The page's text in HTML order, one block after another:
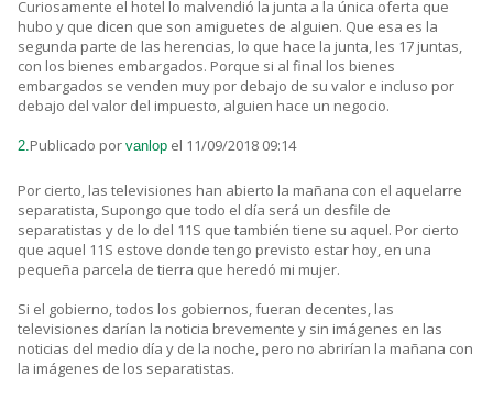
Curiosamente el hotel lo malvendió la junta a la única oferta que
hubo y que dicen que son amiguetes de alguien. Que esa es la
segunda parte de las herencias, lo que hace la junta, les 17 juntas,
con los bienes embargados. Porque si al final los bienes
embargados se venden muy por debajo de su valor e incluso por
debajo del valor del impuesto, alguien hace un negocio.
2. Publicado por vanlop el 11/09/2018 09:14
Por cierto, las televisiones han abierto la mañana con el aquelarre
separatista, Supongo que todo el día será un desfile de
separatistas y de lo del 11S que también tiene su aquel. Por cierto
que aquel 11S estove donde tengo previsto estar hoy, en una
pequeña parcela de tierra que heredó mi mujer.
Si el gobierno, todos los gobiernos, fueran decentes, las
televisiones darían la noticia brevemente y sin imágenes en las
noticias del medio día y de la noche, pero no abrirían la mañana con
la imágenes de los separatistas.